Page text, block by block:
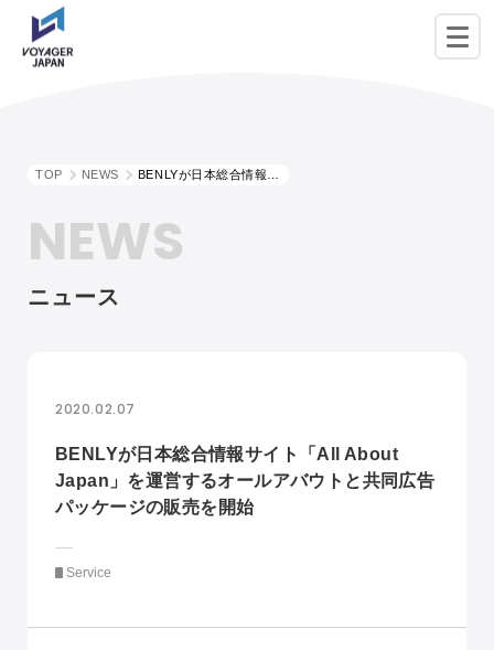
NEWS
ニュース
TOP NEWS
2020.02.07
BENLYが日本総合情報サイト「All About
Japan」を運営するオールアバウトと共同広告
パッケージの販売を開始
Service